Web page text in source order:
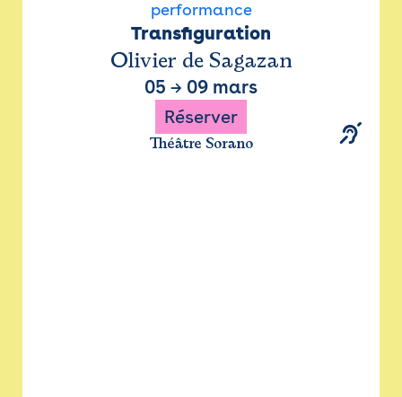
performance
Transfiguration
Olivier de Sagazan
05 → 09 mars
Réserver
Théâtre Sorano